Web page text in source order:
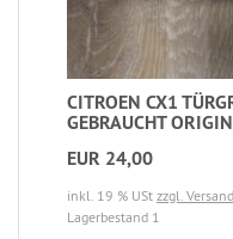
CITROEN CX1
GEBRAUCHT
EUR 24,00
inkl. 19 % USt zzgl.
Lagerbestand 1